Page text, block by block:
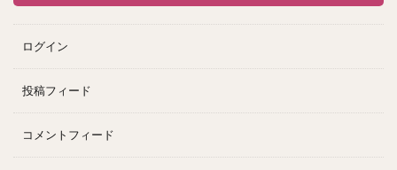
ログイン
投稿フィード
コメントフィード